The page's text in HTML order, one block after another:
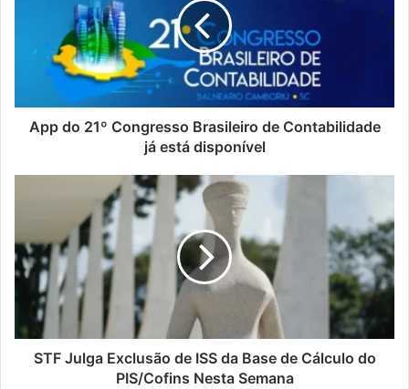
App do 21º Congresso Brasileiro de Contabilidade
já está disponível
STF Julga Exclusão de ISS da Base de Cálculo do
PIS/Cofins Nesta Semana